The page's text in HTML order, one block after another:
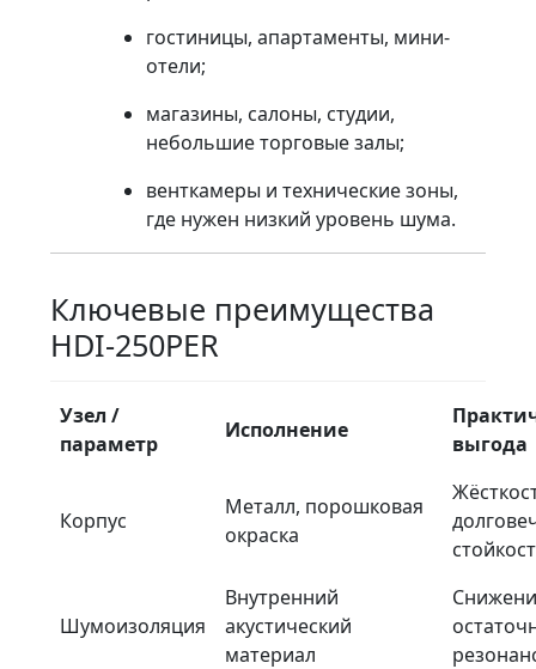
гостиницы, апартаменты, мини-
отели;
магазины, салоны, студии,
небольшие торговые залы;
венткамеры и технические зоны,
где нужен низкий уровень шума.
Ключевые преимущества
HDI-250PER
Узел /
параметр
Исполнение
выгода
Корпус
Металл, порошковая
окраска
Шумоизоляция
Внутренний
акустический
материал